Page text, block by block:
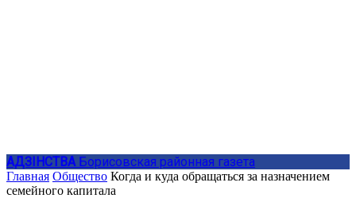
АДЗIНСТВА Борисовская районная газета
Главная Общество Когда и куда обращаться за назначением
семейного капитала